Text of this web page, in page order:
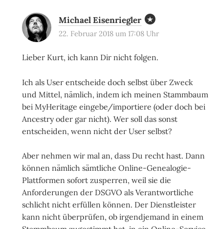
Michael Eisenriegler
22. Februar 2018 um 17:08 Uhr
Lieber Kurt, ich kann Dir nicht folgen.
Ich als User entscheide doch selbst über Zweck
und Mittel, nämlich, indem ich meinen Stammbaum
bei MyHeritage eingebe/importiere (oder doch bei
Ancestry oder gar nicht). Wer soll das sonst
entscheiden, wenn nicht der User selbst?
Aber nehmen wir mal an, dass Du recht hast. Dann
können nämlich sämtliche Online-Genealogie-
Plattformen sofort zusperren, weil sie die
Anforderungen der DSGVO als Verantwortliche
schlicht nicht erfüllen können. Der Dienstleister
kann nicht überprüfen, ob irgendjemand in einem